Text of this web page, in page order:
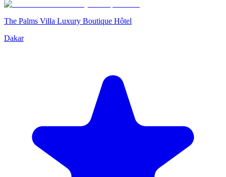
The Palms Villa Luxury Boutique Hôtel
Dakar